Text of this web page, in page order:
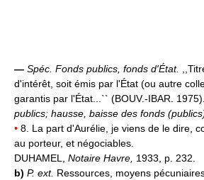
— Spéc. Fonds publics, fonds d'État.
d'intérêt, soit émis par l'État (ou autre
garantis par l'État...`` (BOUV.-IBAR. 1975).
publics; hausse, baisse des fonds
• 8. La part d'Aurélie, je viens de le dire,
au porteur, et négociables.
DUHAMEL, Notaire Havre, 1933, p. 232.
b) P. ext. Ressources, moyens